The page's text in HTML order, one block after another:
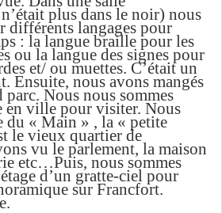
plus dans le noir) nous
différents langages pour
: la langue braille pour les
ou la langue des signes pour
et/ ou muettes. C’était un
Ensuite, nous avons mangés
parc. Nous nous sommes
en ville pour visiter. Nous
du « Main » , la « petite
le vieux quartier de
vu le parlement, la maison
etc…Puis, nous sommes
étage d’un gratte-ciel pour
sur Francfort.